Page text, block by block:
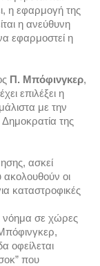
η εφαρμογή της
η ανεύθυνη
εφαρμοστεί η
Π. Μπόφινγκερ,
επιλέξει η
με την
της
ασκεί
ακολουθούν οι
καταστροφικές
νόημα σε χώρες
οφείλεται
που